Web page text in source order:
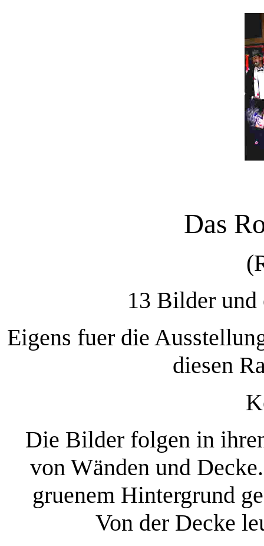
Das
13 Bilder und
Eigens fuer die
diesen
Die Bilder folgen in
von Wänden und
gruenem Hintergrund
Von der Decke